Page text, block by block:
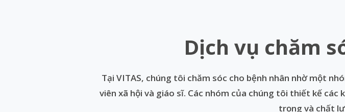
Dịch vụ chăm
Tại VITAS, chúng tôi chăm sóc cho bệnh nhân nhờ một
viên xã hội và giáo sĩ. Các nhóm của chúng tôi thiết kế
trọng và chất